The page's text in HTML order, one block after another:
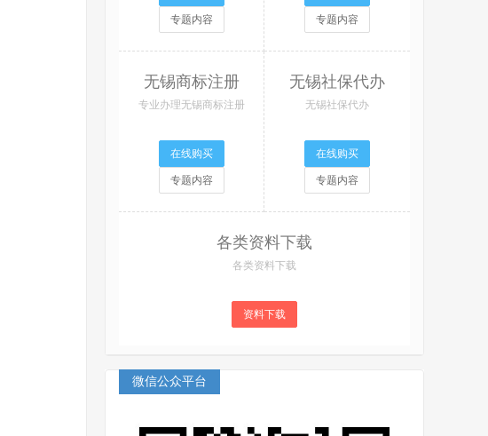
专题内容 专题内容
无锡商标注册
专业办理无锡商标注册
在线购买
专题内容
无锡社保代办
无锡社保代办
在线购买
专题内容
各类资料下载
各类资料下载
资料下载
微信公众平台